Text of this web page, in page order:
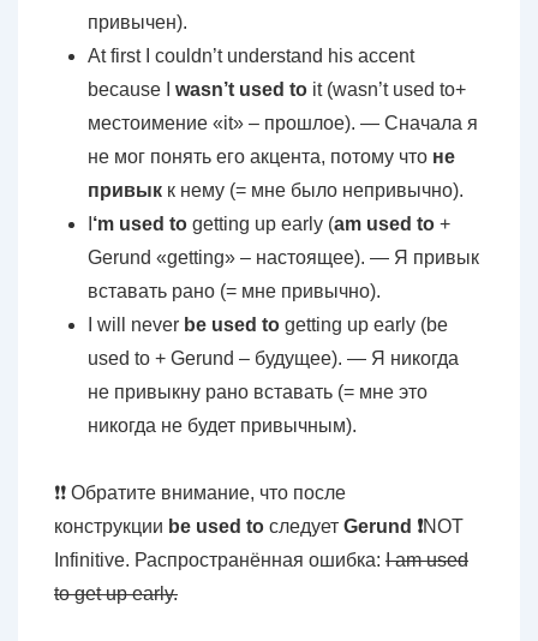
привычен).
At first I couldn’t understand his accent
because I wasn’t used to it (wasn’t used to+
местоимение «it» – прошлое). — Сначала я
не мог понять его акцента, потому что не
привык к нему (= мне было непривычно).
‘m used to getting up early (am used to +
Gerund «getting» – настоящее). — Я привык
вставать рано (= мне привычно).
I will never be used to getting up early (be
used to + Gerund – будущее). — Я никогда
не привыкну рано вставать (= мне это
никогда не будет привычным).
❗❗ Обратите внимание, что после
конструкции be used to следует Gerund ❗NOT
Infinitive. Распространённая ошибка: I am used
to get up early.